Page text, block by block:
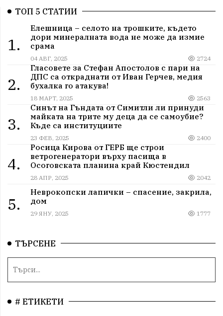
ТОП 5 СТАТИИ
1.
Елешница – селото на трошките, където
дори минералната вода не може да измие
срама
04 АВГ, 2025 2724
2.
Гласовете за Стефан Апостолов с пари на
ДПС са откраднати от Иван Герчев, медия
бухалка го атакува!
18 МАРТ, 2025 2563
3.
Синът на Гъндата от Симитли ли принуди
майката на трите му деца да се самоубие?
Къде са институциите
23 ФЕВ, 2025 2400
4.
Росица Кирова от ГЕРБ ще строи
ветрогенератори върху пасища в
Осоговската планина край Кюстендил
28 АПР, 2025 2042
5.
Неврокопски лапички – спасение, закрила,
дом
29 ЯНУ, 2025 1777
ТЪРСЕНЕ
# ЕТИКЕТИ